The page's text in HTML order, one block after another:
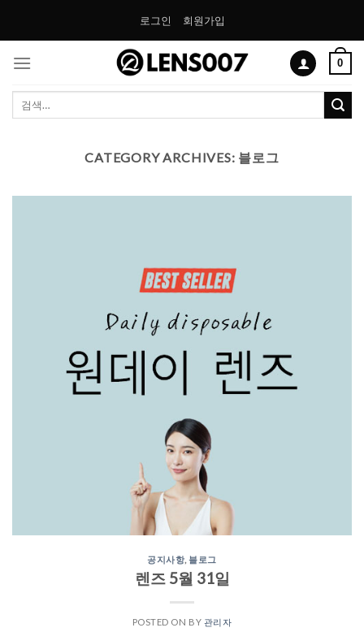
로그인 회원가입
0
색:
CATEGORY ARCHIVES: 블로그
공지사항,블로그
렌즈 5월 31일
POSTED ON BY 관리자